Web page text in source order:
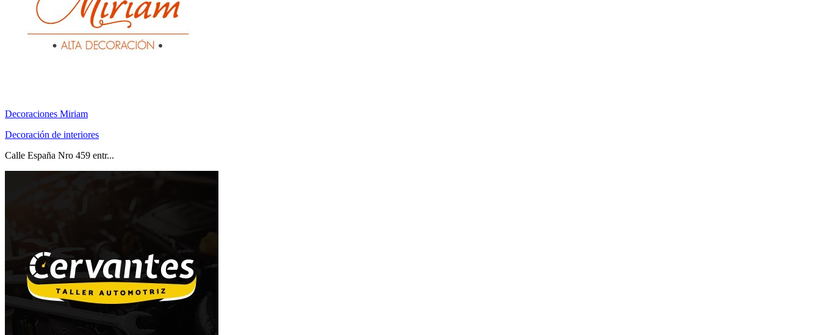
Decoraciones Miriam
Decoración de interiores
Calle España Nro 459 entr...